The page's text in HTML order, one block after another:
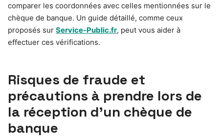
comparer les coordonnées avec celles mentionnées sur le
chèque de banque. Un guide détaillé, comme ceux
proposés sur Service-Public.fr, peut vous aider à
effectuer ces vérifications.
Risques de fraude et
précautions à prendre lors de
la réception d’un chèque de
banque